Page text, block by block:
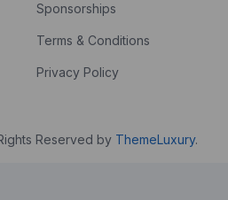
Sponsorships
Terms & Conditions
Privacy Policy
Reserved by ThemeLuxury.